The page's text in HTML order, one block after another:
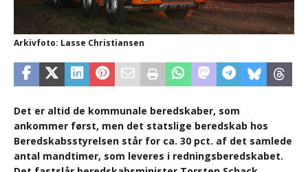
Arkivfoto: Lasse Christiansen
Det er altid de kommunale beredskaber, som
ankommer først, men det statslige beredskab hos
Beredskabsstyrelsen står for ca. 30 pct. af det samlede
antal mandtimer, som leveres i redningsberedskabet.